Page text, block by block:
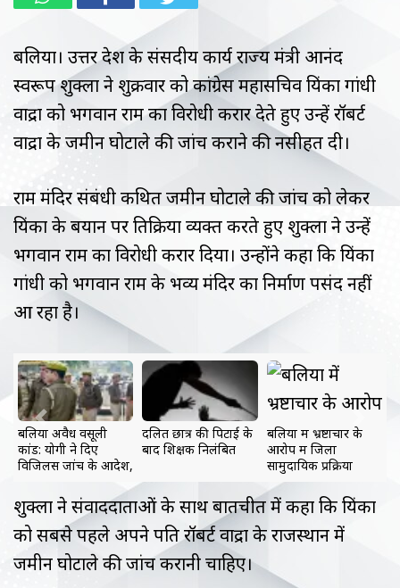
बलिया। उत्तर प्रदेश के संसदीय कार्य राज्य मंत्री आनंद
स्वरूप शुक्ला ने शुक्रवार को कांग्रेस महासचिव प्रियंका गांधी
वाद्रा को भगवान राम का विरोधी करार देते हुए उन्हें रॉबर्ट
वाद्रा के जमीन घोटाले की जांच कराने की नसीहत दी।
राम मंदिर संबंधी कथित जमीन घोटाले की जांच को लेकर
प्रियंका के बयान पर प्रतिक्रिया व्यक्त करते हुए शुक्ला ने उन्हें
भगवान राम का विरोधी करार दिया। उन्होंने कहा कि प्रियंका
गांधी को भगवान राम के भव्य मंदिर का निर्माण पसंद नहीं
आ रहा है।
युवती ने युवक पर शादी
का झांसा देकर बलात्कार
करने का आरोप लगाया
ए. नारायण स्वामी ने
स्वर्ण मंदिर में बेअदबी
बताया
अपनी हार सुनिश्चित
देखकर अखिलेश यादव
फोन टेप का आरोप लगा
रहे : शिवराज सिंह
चौहान
Previous Next
शुक्‍ला ने संवाददाताओं के साथ बातचीत में कहा कि प्रियंका
को सबसे पहले अपने पति रॉबर्ट वाद्रा के राजस्थान में
जमीन घोटाले की जांच करानी चाहिए।